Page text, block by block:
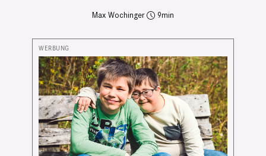
Max Wochinger 9